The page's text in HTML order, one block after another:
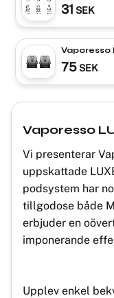
31 SEK
Vaporesso
75 SEK
Vaporesso
Vi presenterar
uppskattade
podsystem har
tillgodose både
erbjuder en
imponerande
Upplev enkel